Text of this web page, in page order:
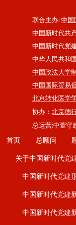
联合主办: 中国
中国新时代共
中国新时代党
中华人民共和
中国政法大学
中国国际贸易
北京转化医学
协办： 北京德
总运营:中萱守
首页 总顾问
关于中国新时代党
中国新时代党建
中国新时代党建
中国新时代党建